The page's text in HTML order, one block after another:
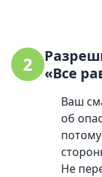
2
«Все
Ваш
об
Не